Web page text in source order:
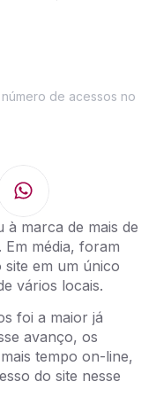
de acessos no
marca de mais de
Em média, foram
site em um único
vários locais.
foi a maior já
avanço, os
tempo on-line,
do site nesse